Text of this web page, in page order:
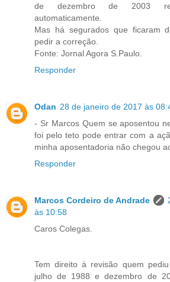
de dezembro de 2003
automaticamente.
Mas há segurados que ficaram
pedir a correção.
Fonte: Jornal Agora S.Paulo.
Responder
Odan 28 de janeiro de 2017 às
- Sr Marcos Quem se aposentou
foi pelo teto pode entrar com a
minha aposentadoria não chegou
Responder
Marcos Cordeiro de Andrade
às 10:58
Caros Colegas.
Tem direito à revisão quem
julho de 1988 e dezembro de